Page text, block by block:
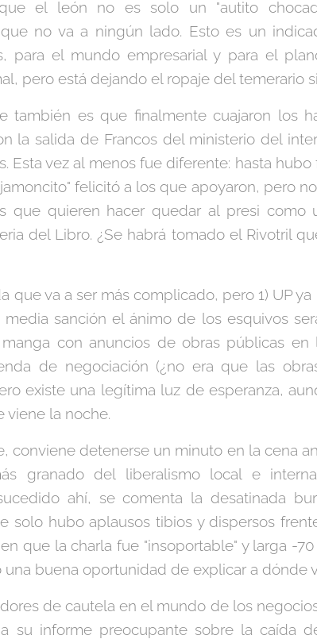
que el león no es solo un "autito
no va a ningún lado. Esto es un
para el mundo empresarial y para el
pero está dejando el ropaje del temerario
también es que finalmente cuajaron los
la salida de Francos del ministerio del
Esta vez al menos fue diferente: hasta
felicitó a los que apoyaron, pero
que quieren hacer quedar al presi
del Libro. ¿Se habrá tomado el Rivotril
que va a ser más complicado, pero 1) UP
media sanción el ánimo de los esquivos
con anuncios de obras públicas en
de negociación (¿no era que las
existe una legítima luz de esperanza,
viene la noche.
conviene detenerse un minuto en la cena
granado del liberalismo local e
ahí, se comenta la desatinada
solo hubo aplausos tibios y dispersos
que la charla fue "insoportable" y larga -
buena oportunidad de explicar a dónde
de cautela en el mundo de los
su informe preocupante sobre la caída